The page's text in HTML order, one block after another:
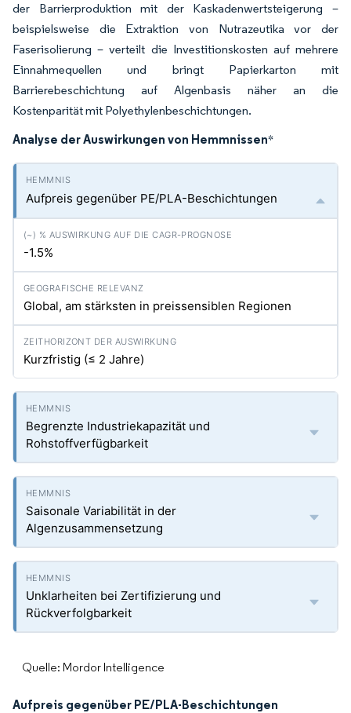
der Barrierproduktion mit der Kaskadenwertsteigerung –
beispielsweise die Extraktion von Nutrazeutika vor der
Faserisolierung – verteilt die Investitionskosten auf mehrere
Einnahmequellen und bringt Papierkarton mit
Barrierebeschichtung auf Algenbasis näher an die
Kostenparität mit Polyethylenbeschichtungen.
Analyse der Auswirkungen von Hemmnissen*
Aufpreis gegenüber PE/PLA-Beschichtungen
-1.5%
Global, am stärksten in preissensiblen Regionen
Kurzfristig (≤ 2 Jahre)
Begrenzte Industriekapazität und
Rohstoffverfügbarkeit
Saisonale Variabilität in der
Algenzusammensetzung
Unklarheiten bei Zertifizierung und
Rückverfolgbarkeit
Quelle: Mordor Intelligence
Aufpreis gegenüber PE/PLA-Beschichtungen